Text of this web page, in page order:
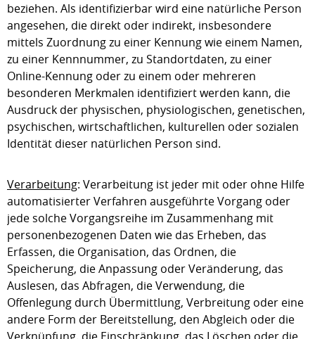
beziehen. Als identifizierbar wird eine natürliche Person
angesehen, die direkt oder indirekt, insbesondere
mittels Zuordnung zu einer Kennung wie einem Namen,
zu einer Kennnummer, zu Standortdaten, zu einer
Online-Kennung oder zu einem oder mehreren
besonderen Merkmalen identifiziert werden kann, die
Ausdruck der physischen, physiologischen, genetischen,
psychischen, wirtschaftlichen, kulturellen oder sozialen
Identität dieser natürlichen Person sind.
Verarbeitung: Verarbeitung ist jeder mit oder ohne Hilfe
automatisierter Verfahren ausgeführte Vorgang oder
jede solche Vorgangsreihe im Zusammenhang mit
personenbezogenen Daten wie das Erheben, das
Erfassen, die Organisation, das Ordnen, die
Speicherung, die Anpassung oder Veränderung, das
Auslesen, das Abfragen, die Verwendung, die
Offenlegung durch Übermittlung, Verbreitung oder eine
andere Form der Bereitstellung, den Abgleich oder die